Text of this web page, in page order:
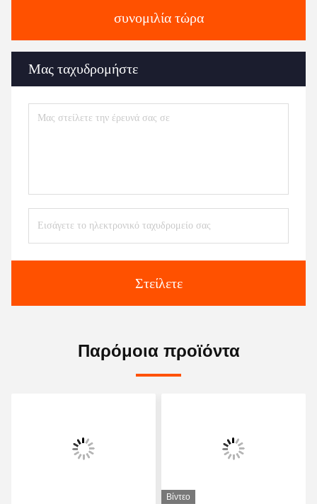
συνομιλία τώρα
Μας ταχυδρομήστε
Στείλετε
Παρόμοια προϊόντα
Βίντεο